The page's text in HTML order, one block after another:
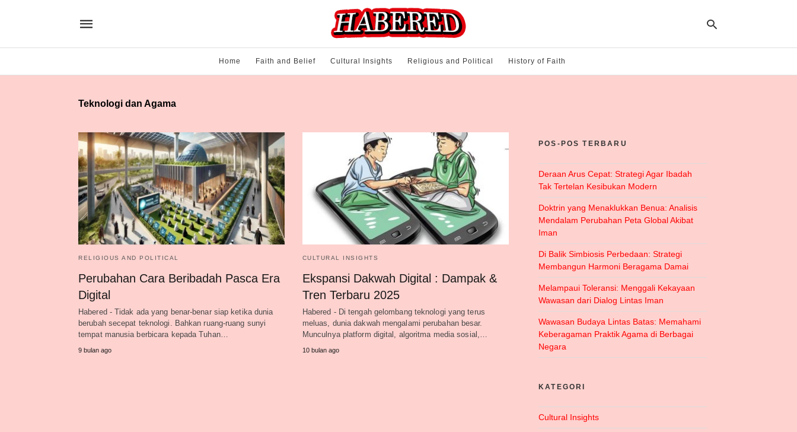
Home Faith and Belief Cultural Insights Religious and Political History of Faith
Teknologi dan Agama
RELIGIOUS AND POLITICAL
Perubahan Cara Beribadah Pasca Era
Digital
Habered - Tidak ada yang benar-benar siap ketika dunia
berubah secepat teknologi. Bahkan ruang-ruang sunyi
tempat manusia berbicara kepada Tuhan…
9 bulan ago
CULTURAL INSIGHTS
Ekspansi Dakwah Digital : Dampak &
Tren Terbaru 2025
Habered - Di tengah gelombang teknologi yang terus
meluas, dunia dakwah mengalami perubahan besar.
Munculnya platform digital, algoritma media sosial,…
10 bulan ago
POS-POS TERBARU
Deraan Arus Cepat: Strategi Agar Ibadah
Tak Tertelan Kesibukan Modern
Doktrin yang Menaklukkan Benua: Analisis
Mendalam Perubahan Peta Global Akibat
Iman
Di Balik Simbiosis Perbedaan: Strategi
Membangun Harmoni Beragama Damai
Melampaui Toleransi: Menggali Kekayaan
Wawasan dari Dialog Lintas Iman
Wawasan Budaya Lintas Batas: Memahami
Keberagaman Praktik Agama di Berbagai
Negara
KATEGORI
Cultural Insights